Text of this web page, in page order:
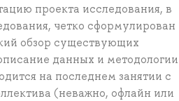
проекта исследования, в
четко сформулирован
обзор существующих
данных и методологии
на последнем занятии с
(неважно, офлайн или